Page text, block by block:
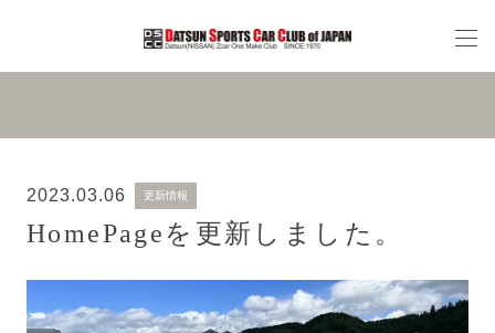
2023.03.06 更新情報
HomePageを更新しました。